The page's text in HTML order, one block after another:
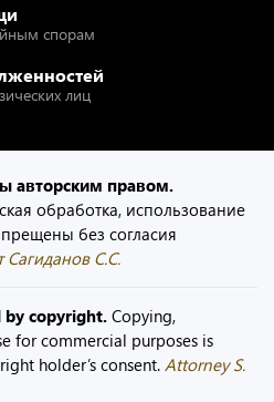
спорам
лиц
авторским правом.
обработка, использование
без согласия
Сагиданов С.С.
by copyright. Copying,
for commercial purposes is
holder’s consent. Attorney S.